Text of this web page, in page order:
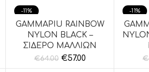
-11%
ΠΡΟΣΘΉΚΗ ΣΤΟ ΚΑΛΆΘΙ
GAMMAPIU RAINBOW
NYLON BLACK –
ΣΙΔΕΡΟ ΜΑΛΛΙΩΝ
€64.00 €57.00
-11%
€